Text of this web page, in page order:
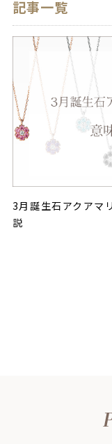
記事一覧
3月誕生石アクアマ
説